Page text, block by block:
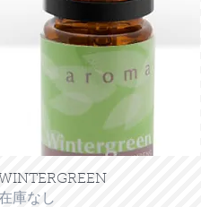
クイックビュー
庫なし